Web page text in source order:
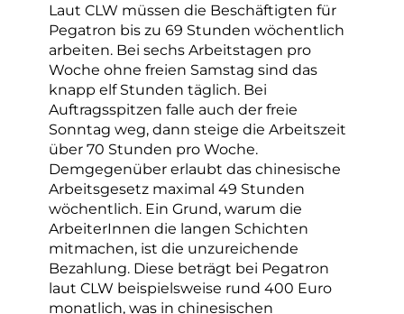
Laut CLW müssen die Beschäftigten für
Pegatron bis zu 69 Stunden wöchentlich
arbeiten. Bei sechs Arbeitstagen pro
Woche ohne freien Samstag sind das
knapp elf Stunden täglich. Bei
Auftragsspitzen falle auch der freie
Sonntag weg, dann steige die Arbeitszeit
über 70 Stunden pro Woche.
Demgegenüber erlaubt das chinesische
Arbeitsgesetz maximal 49 Stunden
wöchentlich. Ein Grund, warum die
ArbeiterInnen die langen Schichten
mitmachen, ist die unzureichende
Bezahlung. Diese beträgt bei Pegatron
laut CLW beispielsweise rund 400 Euro
monatlich, was in chinesischen